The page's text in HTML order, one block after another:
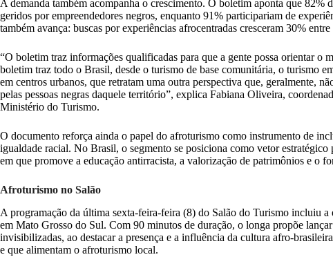
A demanda também acompanha o crescimento. O boletim aponta que 82%
geridos por empreendedores negros, enquanto 91% participariam de
também avança: buscas por experiências afrocentradas cresceram 30%
“O boletim traz informações qualificadas para que a gente possa orientar o
boletim traz todo o Brasil, desde o turismo de base comunitária, o turismo
em centros urbanos, que retratam uma outra perspectiva que, geralmente,
pelas pessoas negras daquele território”, explica Fabiana Oliveira,
Ministério do Turismo.
O documento reforça ainda o papel do afroturismo como instrumento de
igualdade racial. No Brasil, o segmento se posiciona como vetor
em que promove a educação antirracista, a valorização de patrimônios e o
Afroturismo no Salão
A programação da última sexta-feira-feira (8) do Salão do Turismo incluiu
em Mato Grosso do Sul. Com 90 minutos de duração, o longa propõe
invisibilizadas, ao destacar a presença e a influência da cultura afro-
e que alimentam o afroturismo local.